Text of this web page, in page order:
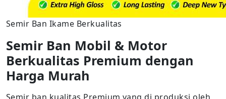
Semir Ban Ikame Berkualitas
Semir Ban Mobil & Motor
Berkualitas Premium dengan
Harga Murah